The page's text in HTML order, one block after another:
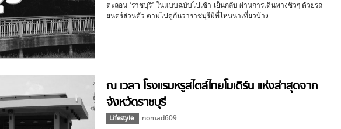
ตะลอน ‘ราชบุรี’ ในแบบฉบับไปเช้า-เย็นกลับ ผ่านการเดินทางชิวๆ ด้วยรถ
ยนตร์ส่วนตัว ตามไปดูกันว่าราชบุรีมีที่ไหนน่าเที่ยวบ้าง
ณ เวลา โรงแรมหรูสไตล์ไทยโมเดิร์น แห่งล่าสุดจาก
จังหวัดราชบุรี
Lifestyle nomad609